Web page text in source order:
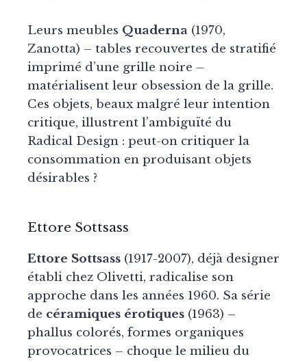
Leurs meubles Quaderna (1970,
Zanotta) – tables recouvertes de stratifié
imprimé d’une grille noire –
matérialisent leur obsession de la grille.
Ces objets, beaux malgré leur intention
critique, illustrent l’ambiguïté du
Radical Design : peut-on critiquer la
consommation en produisant objets
désirables ?
Ettore Sottsass
Ettore Sottsass (1917-2007), déjà designer
établi chez Olivetti, radicalise son
approche dans les années 1960. Sa série
de céramiques érotiques (1963) –
phallus colorés, formes organiques
provocatrices – choque le milieu du